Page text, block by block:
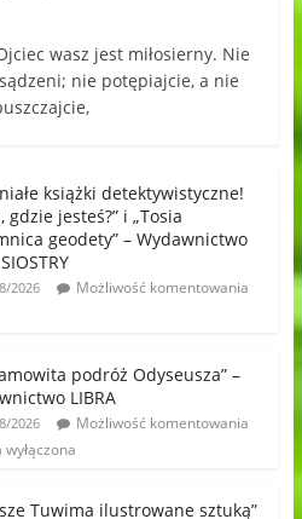
wasz jest miłosierny. Nie
nie potępiajcie, a nie
książki detektywistyczne!
gdzie jesteś?” i „Tosia
geodety” – Wydawnictwo
2026
Możliwość komentowania
podróż Odyseusza” –
LIBRA
2026
Możliwość komentowania
wyłączona
Tuwima ilustrowane sztuką”